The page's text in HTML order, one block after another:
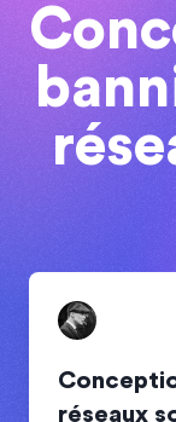
réseaux